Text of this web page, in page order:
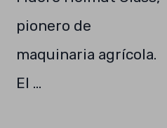
pionero de
maquinaria agrícola.
El …